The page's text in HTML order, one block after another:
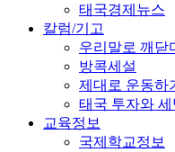
태국경제뉴스
칼럼/기고
우리말로 깨닫
방콕세설
제대로 운동하
태국 투자와 세
교육정보
국제학교정보